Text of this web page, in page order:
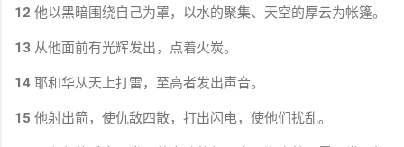
12 他以黑暗围绕自己为罩，以水的聚集、天空的厚云为帐篷。
13 从他面前有光辉发出，点着火炭。
14 耶和华从天上打雷，至高者发出声音。
15 他射出箭，使仇敌四散，打出闪电，使他们扰乱。